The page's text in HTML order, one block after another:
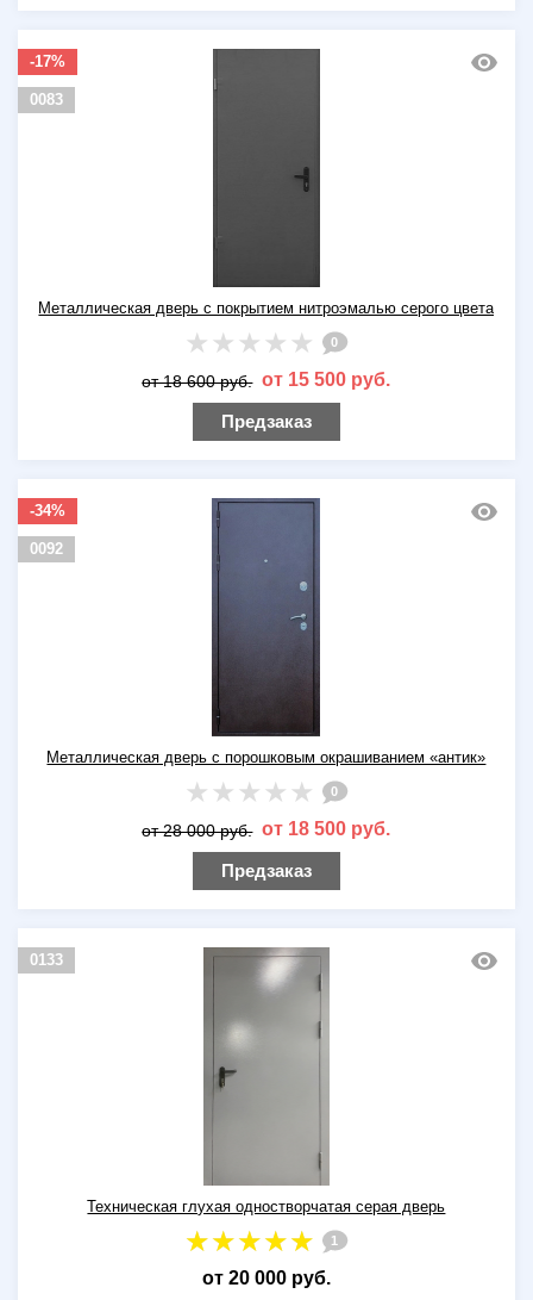
-17%
0083
Металлическая дверь с покрытием нитроэмалью серого цвета
0
от 18 600 руб. от 15 500 руб.
Предзаказ
-34%
0092
Металлическая дверь с порошковым окрашиванием «антик»
0
от 28 000 руб. от 18 500 руб.
Предзаказ
0133
Техническая глухая одностворчатая серая дверь
1
от 20 000 руб.